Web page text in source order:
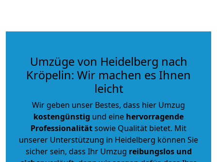
Umzüge von Heidelberg nach
Kröpelin: Wir machen es Ihnen
leicht
Wir geben unser Bestes, dass hier Umzug
kostengünstig und eine hervorragende
Professionalitätsowie Qualität bietet. Mit
unserer Unterstützung in Heidelberg können Sie
sicher sein, dass Ihr Umzug reibungslos und